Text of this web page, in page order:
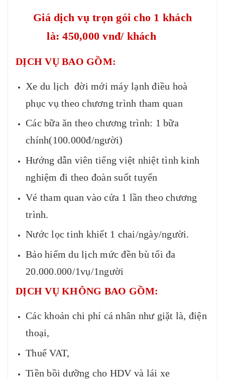
Giá dịch vụ trọn gói cho 1 khách
là:450,000 vnđ/ khách
DỊCH VỤ BAO GỒM:
Xe du lịch đời mới máy lạnh điều hoà
phục vụ theo chương trình tham quan
Các bữa ăn theo chương trình: 1 bữa
chính(100.000đ/người)
Hướng dẫn viên tiếng việt nhiệt tình kinh
nghiệm đi theo đoàn suốt tuyến
Vé tham quan vào cửa 1 lần theo chương
trình.
Nước lọc tinh khiết 1 chai/ngày/người.
Bảo hiểm du lịch mức đền bù tối đa
20.000.000/1vụ/1người
DỊCH VỤ KHÔNG BAO GỒM:
Các khoản chi phí cá nhân như giặt là, điện
thoại,
Thuế VAT,
Tiền bồi dưỡng cho HDV và lái xe